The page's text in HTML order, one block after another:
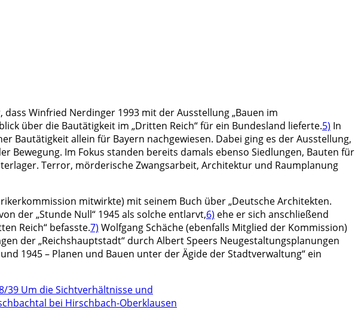
Winfried Nerdinger 1993 mit der Ausstellung „Bauen im
über die Bautätigkeit im „Dritten Reich“ für ein Bundesland lieferte.5) In
Bautätigkeit allein für Bayern nachgewiesen. Dabei ging es der Ausstellung,
Im Fokus standen bereits damals ebenso Siedlungen, Bauten für
Terror, mörderische Zwangsarbeit, Architektur und Raumplanung
mitwirkte) mit seinem Buch über „Deutsche Architekten.
der „Stunde Null“ 1945 als solche entlarvt,6) ehe er sich anschließend
Reich“ befasste.7) Wolfgang Schäche (ebenfalls Mitglied der Kommission)
der „Reichshauptstadt“ durch Albert Speers Neugestaltungsplanungen
1945 – Planen und Bauen unter der Ägide der Stadtverwaltung“ ein